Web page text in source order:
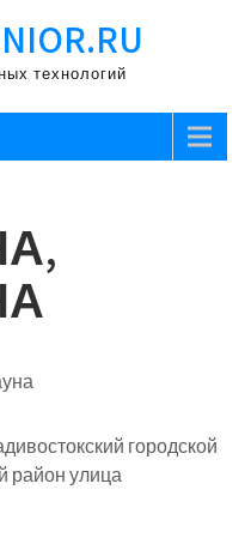
технологий
городской
район улица